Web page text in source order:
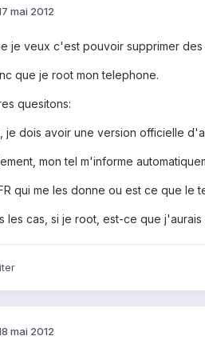
mai 2012
je veux c'est pouvoir supprimer
que je root mon telephone.
quesitons:
je dois avoir une version officielle
mon tel m'informe
qui me les donne ou est ce que le
les cas, si je root, est-ce que
mai 2012